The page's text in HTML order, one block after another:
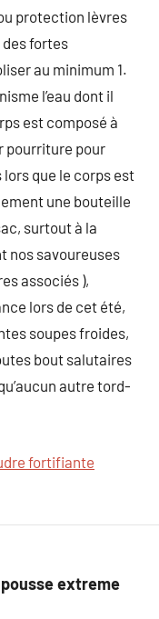
protection lèvres
fortes
au minimum 1.
l’eau dont il
est composé à
pourriture pour
que le corps est
une bouteille
surtout à la
nos savoureuses
associés ),
lors de cet été,
soupes froides,
bout salutaires
autre tord-
fortifiante
extreme